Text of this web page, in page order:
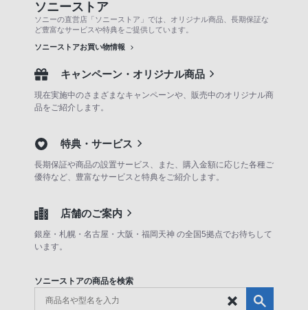
ソニーストア
ソニーの直営店「ソニーストア」では、オリジナル商品、長期保証な
ど豊富なサービスや特典をご提供しています。
ソニーストアお買い物情報
キャンペーン・オリジナル商品
現在実施中のさまざまなキャンペーンや、販売中のオリジナル商
品をご紹介します。
特典・サービス
長期保証や商品の設置サービス、また、購入金額に応じた各種ご
優待など、豊富なサービスと特典をご紹介します。
店舗のご案内
銀座・札幌・名古屋・大阪・福岡天神 の全国5拠点でお待ちして
います。
ソニーストアの商品を検索